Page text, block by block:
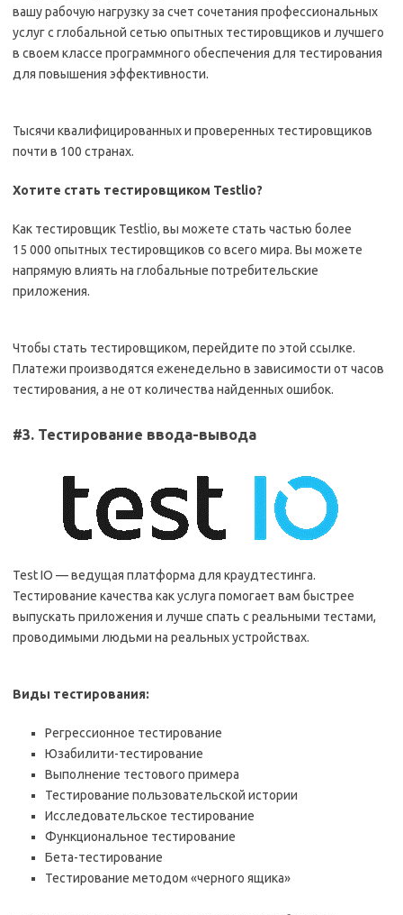
вашу рабочую нагрузку за счет сочетания профессиональных
услуг с глобальной сетью опытных тестировщиков и лучшего
в своем классе программного обеспечения для тестирования
для повышения эффективности.
Тысячи квалифицированных и проверенных тестировщиков
почти в 100 странах.
Хотите стать тестировщиком Testlio?
Как тестировщик Testlio, вы можете стать частью более
15 000 опытных тестировщиков со всего мира. Вы можете
напрямую влиять на глобальные потребительские
приложения.
Чтобы стать тестировщиком, перейдите по этой ссылке.
Платежи производятся еженедельно в зависимости от часов
тестирования, а не от количества найденных ошибок.
#3. Тестирование ввода-вывода
Test IO — ведущая платформа для краудтестинга.
Тестирование качества как услуга помогает вам быстрее
выпускать приложения и лучше спать с реальными тестами,
проводимыми людьми на реальных устройствах.
Виды тестирования:
Регрессионное тестирование
Юзабилити-тестирование
Выполнение тестового примера
Тестирование пользовательской истории
Исследовательское тестирование
Функциональное тестирование
Бета-тестирование
Тестирование методом «черного ящика»